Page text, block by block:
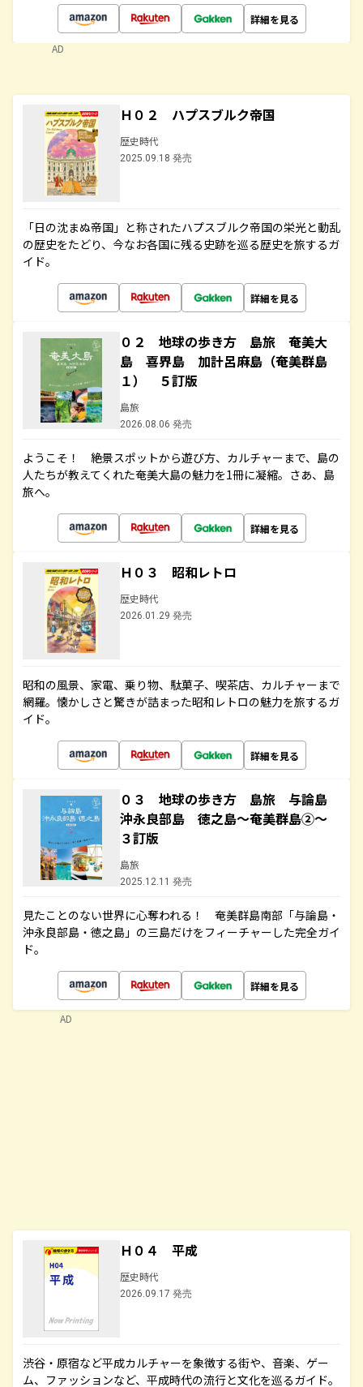
詳細を見る
AD
Ｈ０２ ハプスブルク帝国
歴史時代
2025.09.18 発売
「日の沈まぬ帝国」と称されたハプスブルク帝国の栄光と動乱
の歴史をたどり、今なお各国に残る史跡を巡る歴史を旅するガ
イド。
詳細を見る
０２ 地球の歩き方 島旅 奄美大
島 喜界島 加計呂麻島（奄美群島
１） ５訂版
島旅
2026.08.06 発売
ようこそ！ 絶景スポットから遊び方、カルチャーまで、島の
人たちが教えてくれた奄美大島の魅力を1冊に凝縮。さあ、島
旅へ。
詳細を見る
Ｈ０３ 昭和レトロ
歴史時代
2026.01.29 発売
昭和の風景、家電、乗り物、駄菓子、喫茶店、カルチャーまで
網羅。懐かしさと驚きが詰まった昭和レトロの魅力を旅するガ
イド。
詳細を見る
０３ 地球の歩き方 島旅 与論島
沖永良部島 徳之島～奄美群島②～
３訂版
島旅
2025.12.11 発売
見たことのない世界に心奪われる！ 奄美群島南部「与論島・
沖永良部島・徳之島」の三島だけをフィーチャーした完全ガイ
ド。
詳細を見る
Ｈ０４ 平成
歴史時代
2026.09.17 発売
渋谷・原宿など平成カルチャーを象徴する街や、音楽、ゲー
ム、ファッションなど、平成時代の流行と文化を巡るガイド。
AD